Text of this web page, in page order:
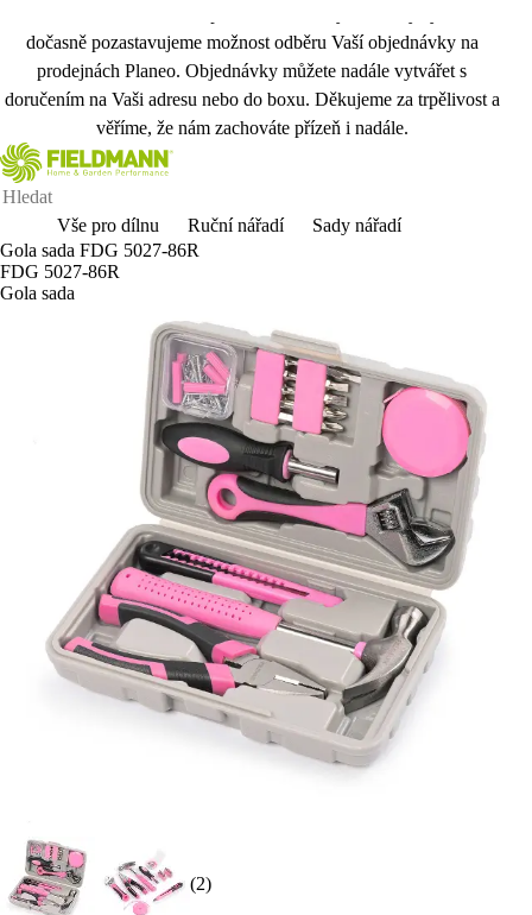
dočasně pozastavujeme možnost odběru Vaší objednávky na
prodejnách Planeo. Objednávky můžete nadále vytvářet s
doručením na Vaši adresu nebo do boxu. Děkujeme za trpělivost a
věříme, že nám zachováte přízeň i nadále.
Vše pro dílnu Ruční nářadí
Sady nářadí
Gola sada FDG 5027-86R
FDG 5027-86R
Gola sada
(2)